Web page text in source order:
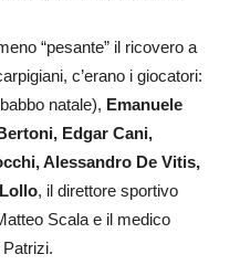
“pesante” il ricovero a
c’erano i giocatori:
natale), Emanuele
Edgar Cani,
Alessandro De Vitis,
, il direttore sportivo
Scala e il medico